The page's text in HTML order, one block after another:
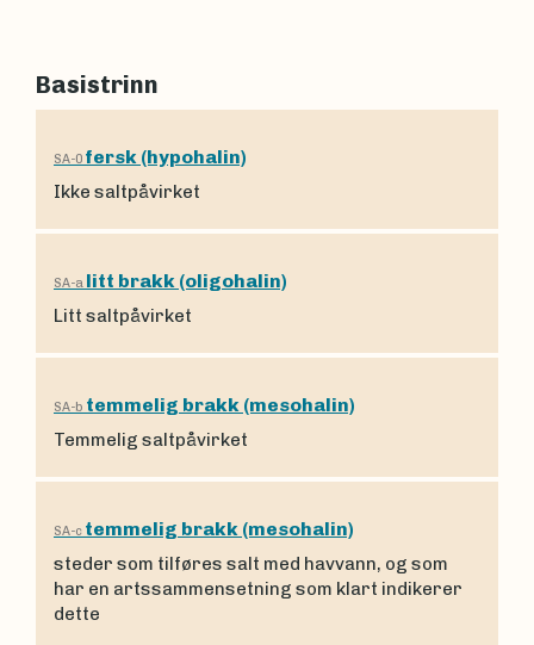
Basistrinn
SA-0 fersk (hypohalin)
Ikke saltpåvirket
SA-a litt brakk (oligohalin)
Litt saltpåvirket
SA-b temmelig brakk (mesohalin)
Temmelig saltpåvirket
SA-c temmelig brakk (mesohalin)
steder som tilføres salt med havvann, og som
har en artssammensetning som klart indikerer
dette